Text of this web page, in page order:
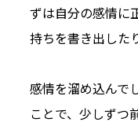
ずは自分の感情に
持ちを書き出した
感情を溜め込んで
ことで、少しずつ